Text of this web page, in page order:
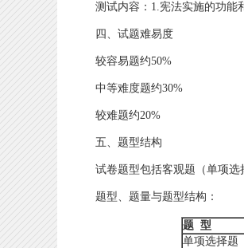
测试内容：1.宪法实施的功能和
四、试题难易度
较容易题约50%
中等难度题约30%
较难题约20%
五、题型结构
试卷题型包括客观题（单项选择
题型、题量与题型结构：
题 型
单项选择题